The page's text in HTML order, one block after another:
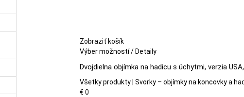
Zobraziť košík
Výber možností Tento
má
viacero
/ Detaily
Dvojdielna objímka na hadicu s úchytmi, verzia
Všetky produkty | Svorky – objímky na koncovky a
€ 0